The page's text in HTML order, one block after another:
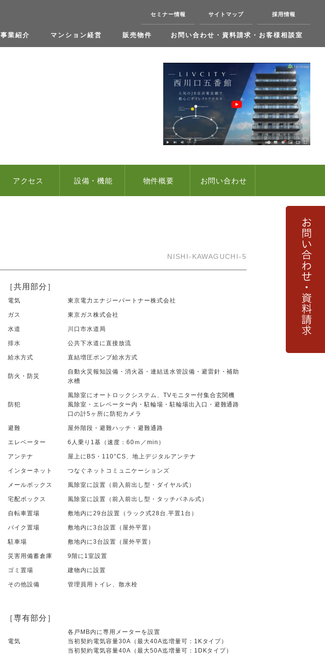
事業紹介 マンション経営 販売物件 お問い合わせ・資料請求・お客様相談室
セミナー情報 サイトマップ 採用情報
アクセス 設備・機能 物件概要 お問い合わせ
NISHI-KAWAGUCHI-5
［共用部分］
電気 東京電力エナジーパートナー株式会社
ガス 東京ガス株式会社
水道 川口市水道局
排水 公共下水道に直接放流
給水方式 直結増圧ポンプ給水方式
防火・防災
自動火災報知設備・消火器・連結送水管設備・避雷針・補助
水槽
防犯
風除室にオートロックシステム、TVモニター付集合玄関機
風除室・エレベーター内・駐輪場・駐輪場出入口・避難通路
口の計5ヶ所に防犯カメラ
避難 屋外階段・避難ハッチ・避難通路
エレベーター 6人乗り1基（速度：60ｍ／min）
アンテナ 屋上にBS・110°CS、地上デジタルアンテナ
インターネット つなぐネットコミュニケーションズ
メールボックス 風除室に設置（前入前出し型・ダイヤル式）
宅配ボックス 風除室に設置（前入前出し型・タッチパネル式）
自転車置場 敷地内に29台設置（ラック式28台.平置1台）
バイク置場 敷地内に3台設置（屋外平置）
駐車場 敷地内に3台設置（屋外平置）
災害用備蓄倉庫 9階に1室設置
ゴミ置場 建物内に設置
その他設備 管理員用トイレ、散水栓
［専有部分］
電気
各戸MB内に専用メーターを設置
当初契約電気容量30A（最大40A迄増量可：1Kタイプ）
当初契約電気容量40A（最大50A迄増量可：1DKタイプ）